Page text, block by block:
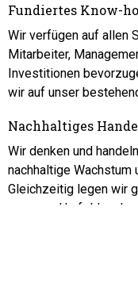
Fundiertes Know-
Wir verfügen auf allen
Mitarbeiter,
Investitionen
wir auf unser
Nachhaltiges
Wir denken und
nachhaltige
Gleichzeitig legen wir
unserem Umfeld und